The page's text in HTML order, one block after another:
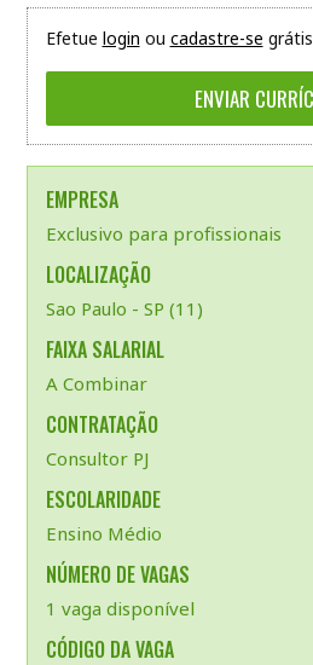
Efetue login ou cadastre-se grátis
EMPRESA
Exclusivo para profissionais
LOCALIZAÇÃO
Sao Paulo - SP (11)
FAIXA SALARIAL
A Combinar
CONTRATAÇÃO
Consultor PJ
ESCOLARIDADE
Ensino Médio
NÚMERO DE VAGAS
1 vaga disponível
CÓDIGO DA VAGA